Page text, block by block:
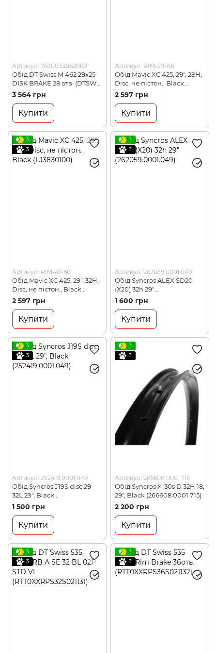
Артикул: 7630033862882
Обід DT Swiss M 462 29x25
DISK BRAKE 28 отв. (DTSW
RDM04629S28S011509)
3 564 грн
Купити
Артикул: RIM-29-46
Обід Mavic XC 425, 29", 28H,
Disc, не пістон., Black
(LJ3830100)
2 597 грн
Купити
3
3
Артикул: RIM-47-60
Обід Mavic XC 425, 29", 32H,
Disc, не пістон., Black
(LJ3830100)
2 597 грн
Купити
3
3
Артикул: 262059.0001.049
Обід Syncros ALEX SD20
(X20) 32h 29"
(262059.0001.049)
1 600 грн
Купити
3
3
Артикул: 252419.0001.049
Обід Syncros J19S disc 29
32L 29", Black
(252419.0001.049)
1 500 грн
Купити
3
3
Артикул: 266608.0001.715
Обід Syncros X-30s D 32H 18,
29", Black (266608.0001.715)
2 200 грн
Купити
3
3
3
3